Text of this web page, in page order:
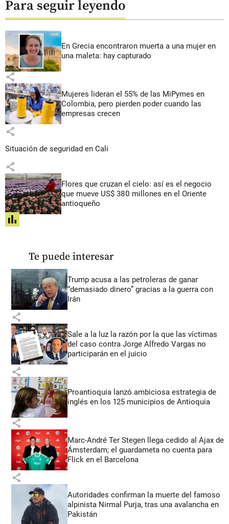
Para seguir leyendo
En Grecia encontraron muerta a una mujer en
una maleta: hay capturado
share
Mujeres lideran el 55% de las MiPymes en
Colombia, pero pierden poder cuando las
empresas crecen
share
Situación de seguridad en Cali
share
Flores que cruzan el cielo: así es el negocio
que mueve US$ 380 millones en el Oriente
antioqueño
share
Te puede interesar
Trump acusa a las petroleras de ganar
“demasiado dinero” gracias a la guerra con
Irán
share
Sale a la luz la razón por la que las víctimas
del caso contra Jorge Alfredo Vargas no
participarán en el juicio
share
Proantioquia lanzó ambiciosa estrategia de
inglés en los 125 municipios de Antioquia
share
Marc-André Ter Stegen llega cedido al Ajax de
Ámsterdam; el guardameta no cuenta para
Flick en el Barcelona
share
Autoridades confirman la muerte del famoso
alpinista Nirmal Purja, tras una avalancha en
Pakistán